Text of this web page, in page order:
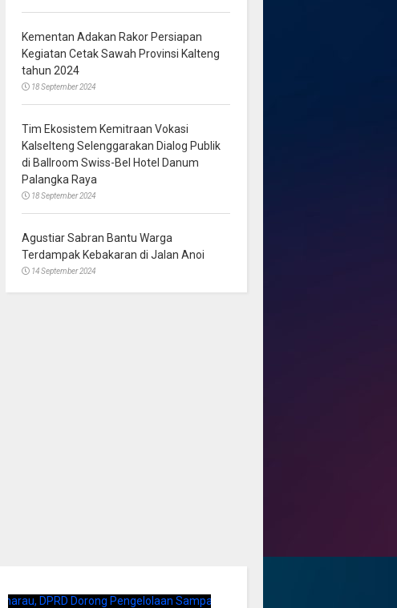
Kementan Adakan Rakor Persiapan
Kegiatan Cetak Sawah Provinsi Kalteng
tahun 2024
18 September 2024
Tim Ekosistem Kemitraan Vokasi
Kalselteng Selenggarakan Dialog Publik
di Ballroom Swiss-Bel Hotel Danum
Palangka Raya
18 September 2024
Agustiar Sabran Bantu Warga
Terdampak Kebakaran di Jalan Anoi
14 September 2024